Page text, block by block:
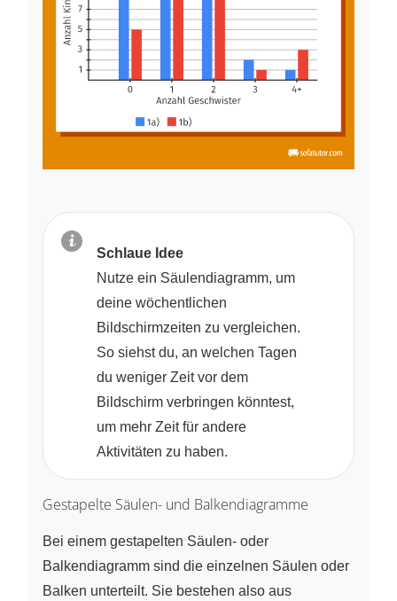
Schlaue Idee
Nutze ein Säulendiagramm, um
deine wöchentlichen
Bildschirmzeiten zu vergleichen.
So siehst du, an welchen Tagen
du weniger Zeit vor dem
Bildschirm verbringen könntest,
um mehr Zeit für andere
Aktivitäten zu haben.
Gestapelte Säulen- und Balkendiagramme
Bei einem gestapelten Säulen‑ oder
Balkendiagramm sind die einzelnen Säulen oder
Balken unterteilt. Sie bestehen also aus